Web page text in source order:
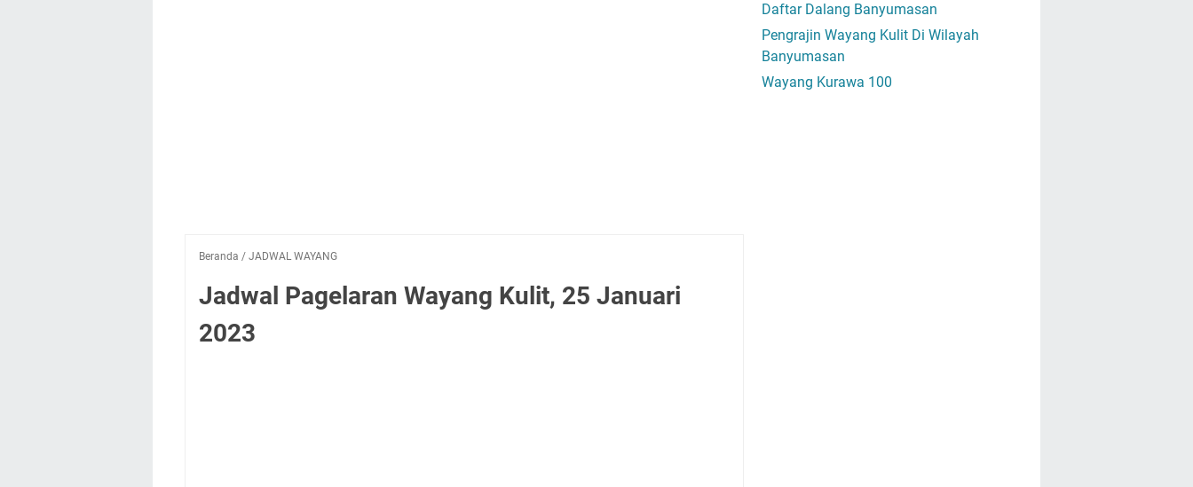
Beranda / JADWAL WAYANG
Jadwal Pagelaran Wayang Kulit, 25 Januari
2023
Daftar Dalang Banyumasan
Pengrajin Wayang Kulit Di Wilayah
Banyumasan
Wayang Kurawa 100